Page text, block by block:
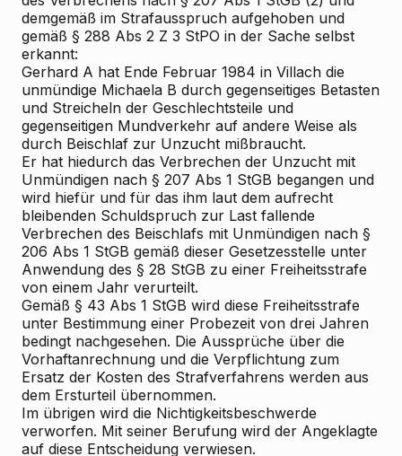
demgemäß im Strafausspruch aufgehoben und
gemäß § 288 Abs 2 Z 3 StPO in der Sache selbst
erkannt:
Gerhard A hat Ende Februar 1984 in Villach die
unmündige Michaela B durch gegenseitiges Betasten
und Streicheln der Geschlechtsteile und
gegenseitigen Mundverkehr auf andere Weise als
durch Beischlaf zur Unzucht mißbraucht.
Er hat hiedurch das Verbrechen der Unzucht mit
Unmündigen nach § 207 Abs 1 StGB begangen und
wird hiefür und für das ihm laut dem aufrecht
bleibenden Schuldspruch zur Last fallende
Verbrechen des Beischlafs mit Unmündigen nach §
206 Abs 1 StGB gemäß dieser Gesetzesstelle unter
Anwendung des § 28 StGB zu einer Freiheitsstrafe
von einem Jahr verurteilt.
Gemäß § 43 Abs 1 StGB wird diese Freiheitsstrafe
unter Bestimmung einer Probezeit von drei Jahren
bedingt nachgesehen. Die Aussprüche über die
Vorhaftanrechnung und die Verpflichtung zum
Ersatz der Kosten des Strafverfahrens werden aus
dem Ersturteil übernommen.
Im übrigen wird die Nichtigkeitsbeschwerde
verworfen. Mit seiner Berufung wird der Angeklagte
auf diese Entscheidung verwiesen.